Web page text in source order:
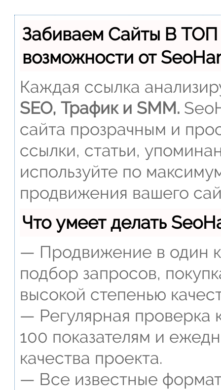
Забиваем Сайты В
возможности от
Каждая ссылка
SEO, Трафик и SMM.
сайта прозрачным и
ссылки, статьи,
используйте по
продвижения вашего
Что умеет делать
— Продвижение в один
подбор запросов,
высокой степенью
— Регулярная проверка
100 показателям и
качества проекта.
— Все известные